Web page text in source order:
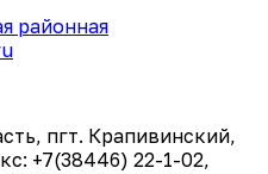
районная
пгт. Крапивинский,
+7(38446) 22-1-02,